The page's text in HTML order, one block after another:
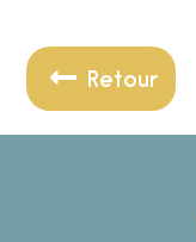
Retour